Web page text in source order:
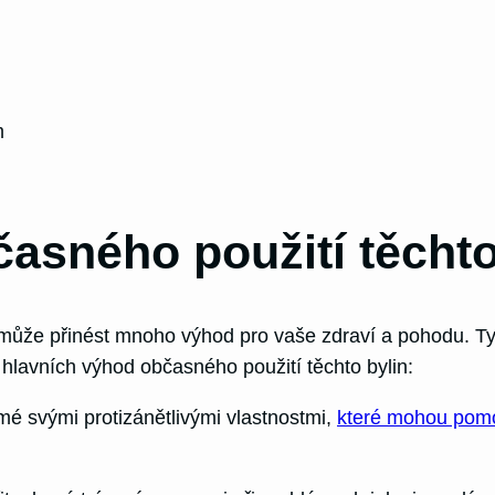
použití
přinést mnoho výhod pro vaše zdraví a pohodu.
výhod občasného použití těchto bylin:
svými protizánětlivými vlastnostmi, které mohou